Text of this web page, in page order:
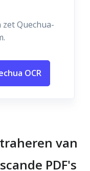
zet Quechua-
OCR
van
PDF's